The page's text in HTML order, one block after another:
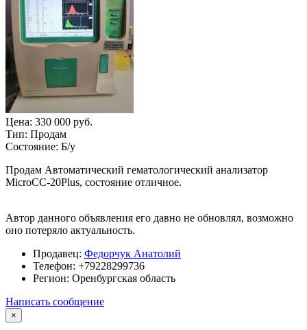
Цена: 330 000 руб.
Тип: Продам
Состояние: Б/у
Продам Автоматический гематологический анализатор
MicroCC-20Plus, состояние отличное.
Автор данного объявления его давно не обновлял, возможно
оно потеряло актуальность.
Продавец: Федорчук Анатолий
Телефон: +79228299736
Регион: Оренбургская область
Написать сообщение
×